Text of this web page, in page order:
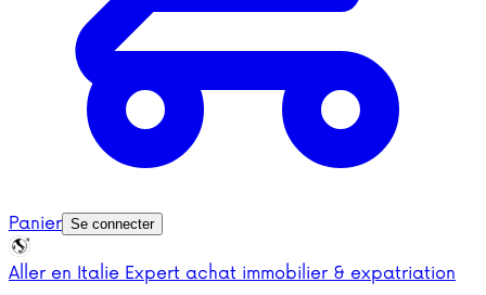
Panier Se connecter
Aller en Italie Expert achat immobilier & expatriation